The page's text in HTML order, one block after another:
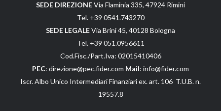
SEDE DIREZIONEVia Flaminia 335, 47924 Rimini
Tel. +39 0541.743270
SEDE LEGALEVia Brini 45, 40128 Bologna
Tel. +39 051.0956611
Cod.Fisc./Part.Iva: 02015410406
PEC: direzione@pec.fider.com Mail: info@fider.com
Iscr. Albo Unico Intermediari Finanziari ex. art. 106 T.U.B. n.
19557.8